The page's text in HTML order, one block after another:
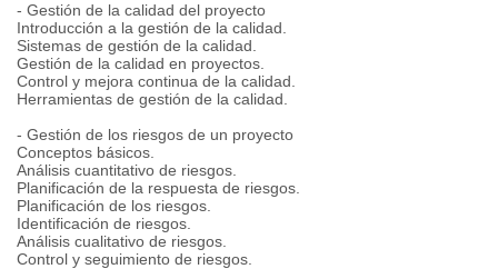
- Gestión de la calidad del proyecto
Introducción a la gestión de la calidad.
Sistemas de gestión de la calidad.
Gestión de la calidad en proyectos.
Control y mejora continua de la calidad.
Herramientas de gestión de la calidad.
- Gestión de los riesgos de un proyecto
Conceptos básicos.
Análisis cuantitativo de riesgos.
Planificación de la respuesta de riesgos.
Planificación de los riesgos.
Identificación de riesgos.
Análisis cualitativo de riesgos.
Control y seguimiento de riesgos.